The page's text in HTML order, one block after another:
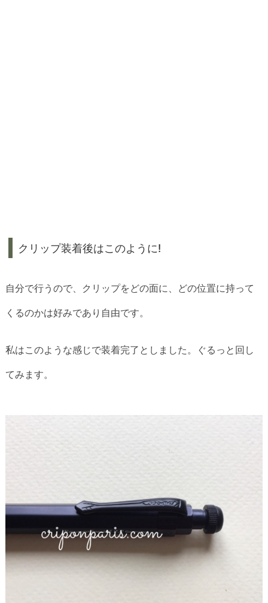
クリップ装着後はこのように!
自分で行うので、クリップをどの面に、どの位置に持って
くるのかは好みであり自由です。
私はこのような感じで装着完了としました。ぐるっと回し
てみます。